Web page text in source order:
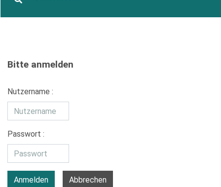
Bitte anmelden
Nutzername :
Passwort :
Anmelden Abbrechen